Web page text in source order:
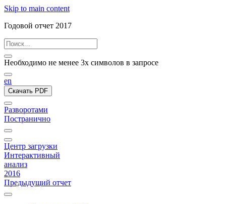
Skip to main content
Годовой отчет 2017
Необходимо не менее 3х символов в запросе
en
Скачать PDF
Разворотами
Постранично
Центр загрузки
Интерактивный
анализ
2016
Предыдущий отчет